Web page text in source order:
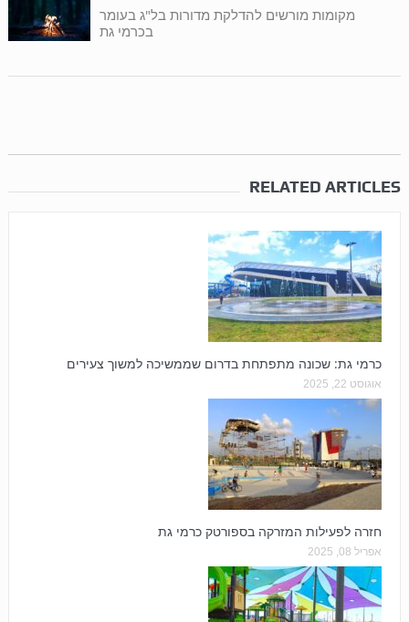
מקומות מורשים להדלקת מדורות בל"ג בעומר
בכרמי גת
RELATED ARTICLES
כרמי גת: שכונה מתפתחת בדרום שממשיכה למשוך צעירים
אוגוסט 22, 2025
חזרה לפעילות המזרקה בספורטק כרמי גת
אפריל 08, 2025